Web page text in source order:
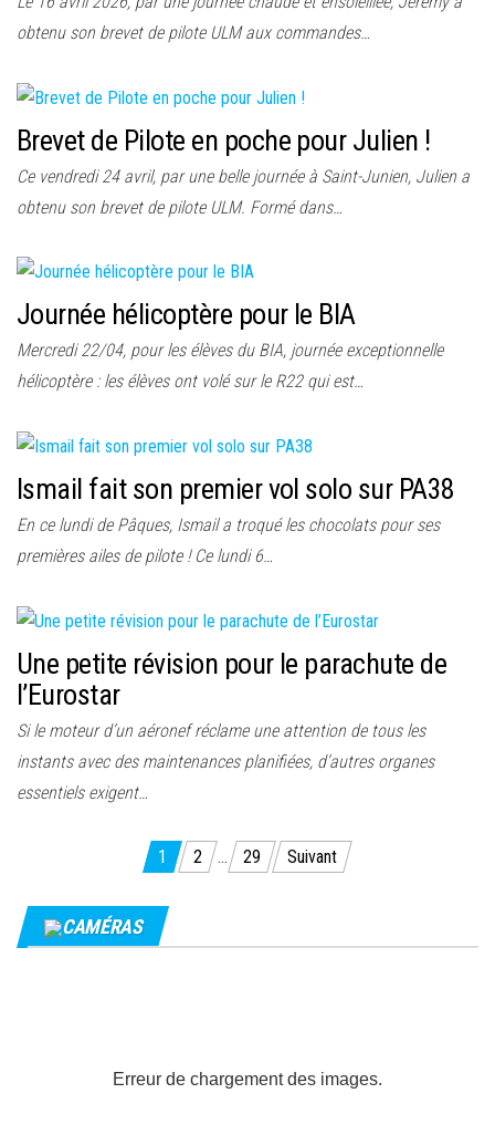
obtenu son brevet de pilote ULM aux commandes…
Brevet de Pilote en poche pour Julien !
Ce vendredi 24 avril, par une belle journée à Saint-Junien, Julien a
obtenu son brevet de pilote ULM. Formé dans…
Journée hélicoptère pour le BIA
Mercredi 22/04, pour les élèves du BIA, journée exceptionnelle
hélicoptère : les élèves ont volé sur le R22 qui est…
Ismail fait son premier vol solo sur PA38
En ce lundi de Pâques, Ismail a troqué les chocolats pour ses
premières ailes de pilote ! Ce lundi 6…
Une petite révision pour le parachute de
l’Eurostar
Si le moteur d’un aéronef réclame une attention de tous les
instants avec des maintenances planifiées, d’autres organes
essentiels exigent…
Pagination
publications
1 2 … 29 Suivant
CAMÉRAS
Erreur de chargement des images.